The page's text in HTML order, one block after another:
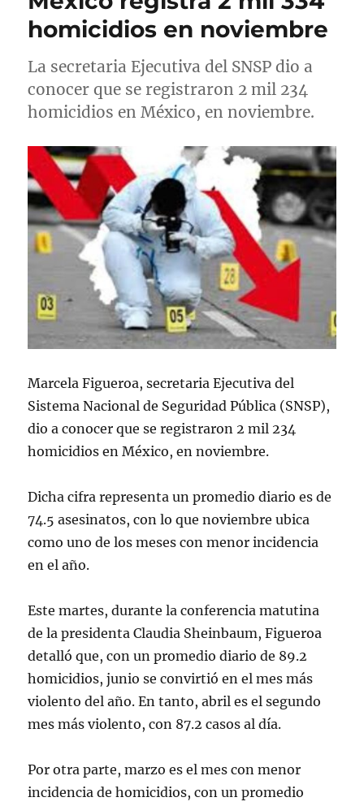
e
l
s
t
s
homicidios en noviembre
La secretaria Ejecutiva del SNSP dio a
conocer que se registraron 2 mil 234
homicidios en México, en noviembre.
Marcela Figueroa, secretaria Ejecutiva del
Sistema Nacional de Seguridad Pública (SNSP),
dio a conocer que se registraron 2 mil 234
homicidios en México, en noviembre.
Dicha cifra representa un promedio diario es de
74.5 asesinatos, con lo que noviembre ubica
como uno de los meses con menor incidencia
en el año.
Este martes, durante la conferencia matutina
de la presidenta Claudia Sheinbaum, Figueroa
detalló que, con un promedio diario de 89.2
homicidios, junio se convirtió en el mes más
violento del año. En tanto, abril es el segundo
mes más violento, con 87.2 casos al día.
Por otra parte, marzo es el mes con menor
incidencia de homicidios, con un promedio